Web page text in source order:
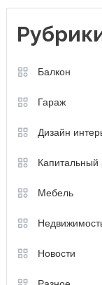
Балкон
Гараж
Дизайн
Капитальный
Мебель
Новости